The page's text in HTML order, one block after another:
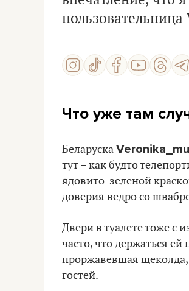
Что уже там
Беларуска
тут – как будто
ядовито-зеленой
доверия ведро со
Двери в туалете тоже
часто, что держаться
проржавевшая щеколда,
гостей.